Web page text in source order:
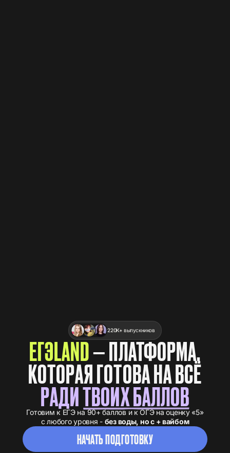
220К+ выпускников
ЕГЭLAND— ПЛАТФОРМА,
КОТОРАЯ ГОТОВА НА ВСЁ
РАДИТВОИХ БАЛЛОВ
Готовим к ЕГЭ на 90+ баллов и к ОГЭ на оценку «5»
с любого уровня - без воды, но с + вайбом
НАЧАТЬ ПОДГОТОВКУ